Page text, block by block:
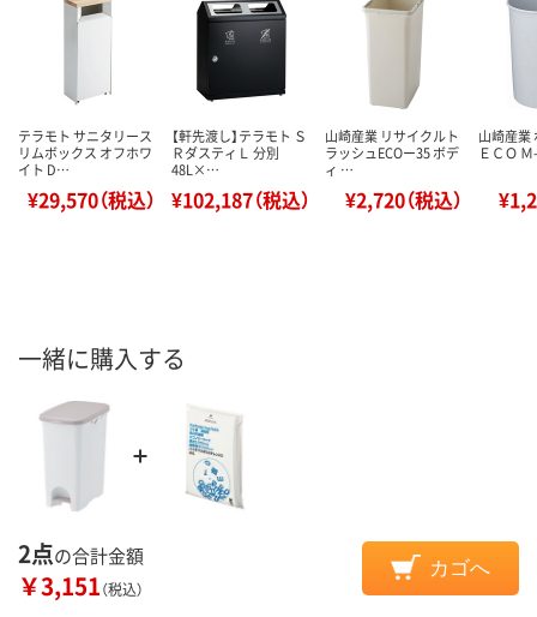
テラモト サニタリース
リムボックス オフホワ
イト D…
¥29,570（税込）
【軒先渡し】テラモト Ｓ
ＲダスティＬ 分別
48L×…
¥102,187（税込）
山崎産業 リサイクルト
ラッシュECOー35 ボデ
ィ …
¥2,720（税込）
山崎産業
ＥＣＯ
一緒に購入する
2点の合計金額
￥3,151（税込）
カゴへ